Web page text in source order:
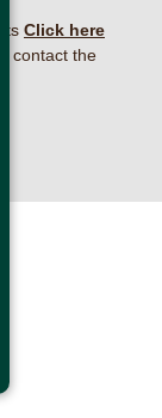
Click here
contact the